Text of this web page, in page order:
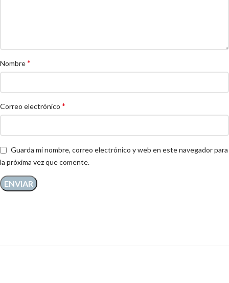
Nombre*
Correo electrónico *
Guarda mi nombre, correo electrónico y web en este navegador para
la próxima vez que comente.